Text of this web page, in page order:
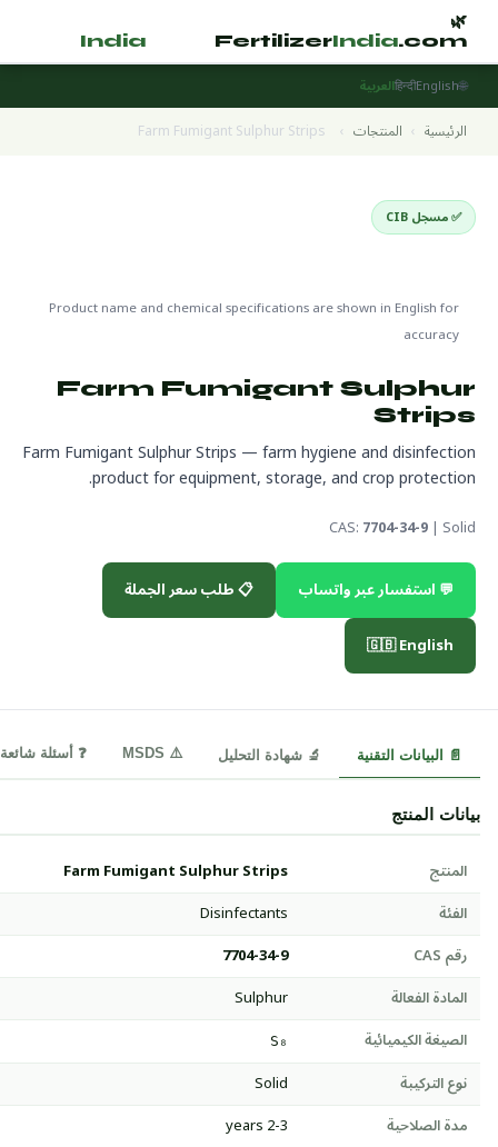
🌿
FertilizerIndia.com
India
🌐
English
हिन्दीالعربية
الرئيسية › المنتجات ›
Farm Fumigant Sulphur Strips
✅ مسجل CIB
Product name and chemical specifications are shown in English for
accuracy
Farm Fumigant Sulphur
Strips
Farm Fumigant Sulphur Strips — farm hygiene and disinfection
product for equipment, storage, and crop protection.
CAS:7704-34-9 | Solid
💬 استفسار عبر واتساب
📋 طلب سعر الجملة
🇬🇧 English
📄 البيانات التقنية 🔬 شهادة التحليل ⚠️ MSDS ❓ أسئلة شائعة
بيانات المنتج
المنتج
Farm Fumigant Sulphur Strips
الفئة
Disinfectants
رقم CAS
7704-34-9
المادة الفعالة
Sulphur
الصيغة الكيميائية
S₈
نوع التركيبة
Solid
مدة الصلاحية
2-3 years